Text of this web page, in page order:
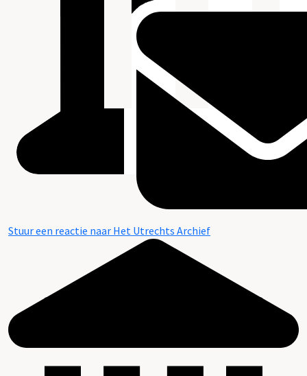
Stuur een reactie naar Het Utrechts Archief